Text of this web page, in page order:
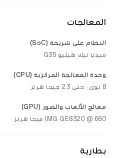
المعالجات
النظام على شريحة (SoC)
ميديا ​​تيك هيليو G35
وحدة المعالجة المركزية (CPU)
8 نوى ، حتى 2.3 جيجا هرتز
معالج الألعاب والصور (GPU)
IMG GE8320 @ 680 ميجا هرتز
بطارية